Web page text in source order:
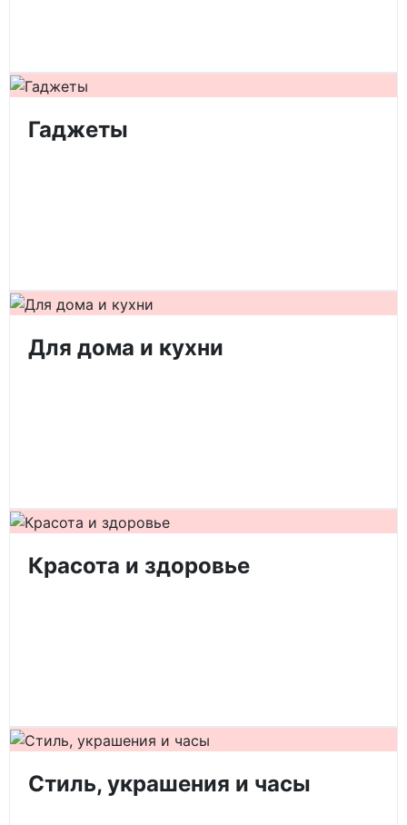
Гаджеты
Для дома и кухни
Красота и здоровье
Стиль, украшения и часы